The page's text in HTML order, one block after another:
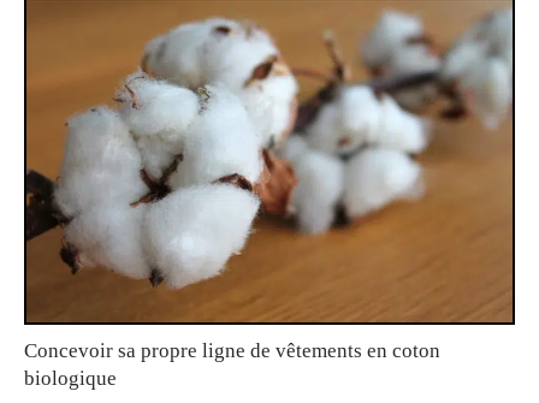
Concevoir sa propre ligne de vêtements en coton
biologique